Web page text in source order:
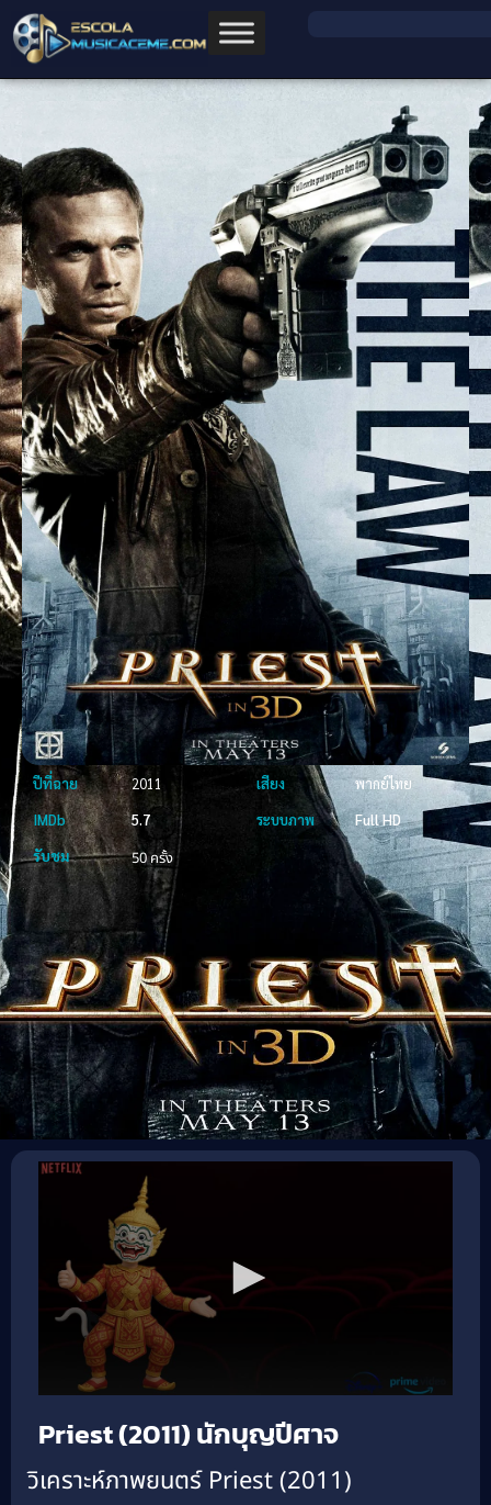
ปีที่ฉาย 2011 เสียง
พากย์ไทย
IMDb
5.7 ระบบภาพ
Full HD
รับชม
50 ครั้ง
Priest (2011) นักบุญปีศาจ
วิเคราะห์ภาพยนตร์ Priest (2011)